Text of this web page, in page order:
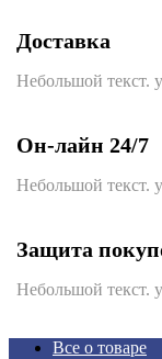
Доставка
Небольшой текст.
Он-лайн 24/7
Небольшой текст.
Защита
Небольшой текст.
Все о товаре